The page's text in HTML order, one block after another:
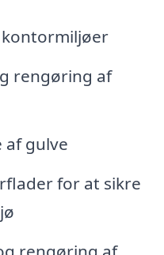
rengøring af
af gulve
for at sikre